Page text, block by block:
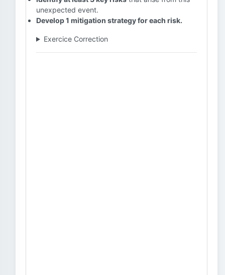
unexpected event.
Develop 1 mitigation strategy for each risk.
Exercice Correction